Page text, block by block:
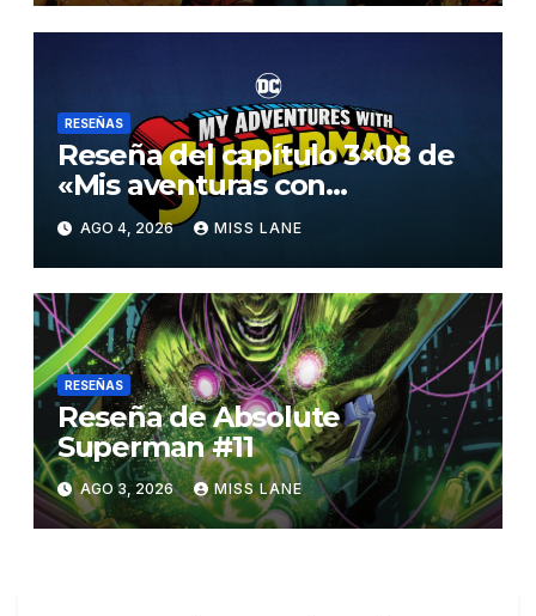
RESEÑAS
Reseña del capítulo 3×08 de
«Mis aventuras con
Superman»
AGO 4, 2026 MISS LANE
RESEÑAS
Reseña de Absolute
Superman #11
AGO 3, 2026 MISS LANE